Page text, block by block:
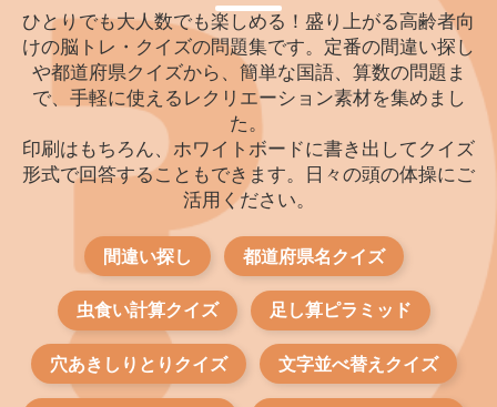
ひとりでも大人数でも楽しめる！盛り上がる高齢者向
けの脳トレ・クイズの問題集です。定番の間違い探し
や都道府県クイズから、簡単な国語、算数の問題ま
で、手軽に使えるレクリエーション素材を集めまし
た。
印刷はもちろん、ホワイトボードに書き出してクイズ
形式で回答することもできます。日々の頭の体操にご
活用ください。
間違い探し 都道府県名クイズ
虫食い計算クイズ 足し算ピラミッド
穴あきしりとりクイズ 文字並べ替えクイズ